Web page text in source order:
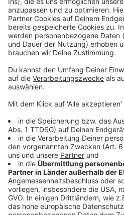
Kontakt ausschließlich über
Anzeige
Weitere Informationen
Thema:
Anzeige
Düsseldorf: Illegale Betriebe
Düsseldorf: "Falsche
Düsseldorf:
Millionenbetrug
Anzeige